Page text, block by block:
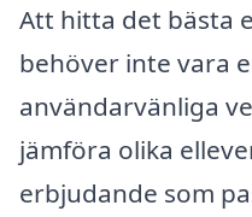
Att hitta det bästa
behöver inte vara
användarvänliga
jämföra olika
erbjudande som